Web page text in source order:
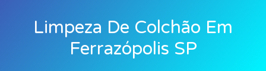
Limpeza De Colchão Em
Ferrazópolis SP